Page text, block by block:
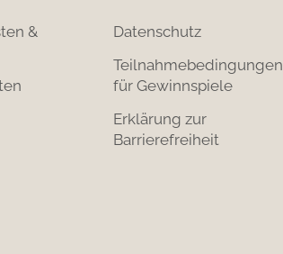
&
Datenschutz
Teilnahmebedingungen
für Gewinnspiele
Erklärung zur
Barrierefreiheit